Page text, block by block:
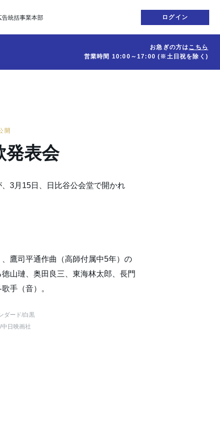
告統括事業本部 ログイン
お急ぎの方はこちら
営業時間 10:00～17:00(※土日祝を除く)
開
発表会
3月15日、日比谷公会堂で開かれ
鷹司平通作曲（高師付属中5年）の
山璉、奥田良三、東海林太郎、長門
手（音）。
ダード/白黒
日映画社